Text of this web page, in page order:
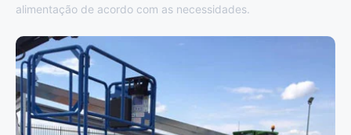
alimentação de acordo com as necessidades.